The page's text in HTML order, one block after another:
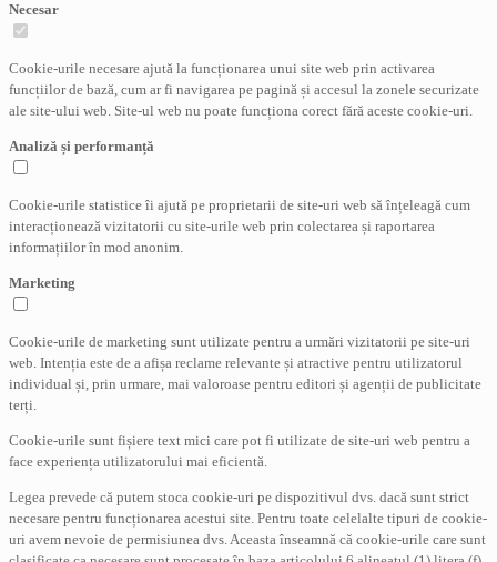
Necesar
Cookie-urile necesare ajută la funcționarea unui site web prin activarea
funcțiilor de bază, cum ar fi navigarea pe pagină și accesul la zonele securizate
ale site-ului web. Site-ul web nu poate funcționa corect fără aceste cookie-uri.
Analiză și performanță
Cookie-urile statistice îi ajută pe proprietarii de site-uri web să înțeleagă cum
interacționează vizitatorii cu site-urile web prin colectarea și raportarea
informațiilor în mod anonim.
Marketing
Cookie-urile de marketing sunt utilizate pentru a urmări vizitatorii pe site-uri
web. Intenția este de a afișa reclame relevante și atractive pentru utilizatorul
individual și, prin urmare, mai valoroase pentru editori și agenții de publicitate
terți.
Cookie-urile sunt fișiere text mici care pot fi utilizate de site-uri web pentru a
face experiența utilizatorului mai eficientă.
Legea prevede că putem stoca cookie-uri pe dispozitivul dvs. dacă sunt strict
necesare pentru funcționarea acestui site. Pentru toate celelalte tipuri de cookie-
uri avem nevoie de permisiunea dvs. Aceasta înseamnă că cookie-urile care sunt